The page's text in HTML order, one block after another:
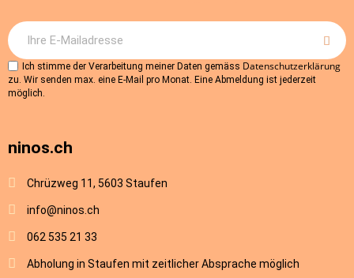
Ich stimme der Verarbeitung meiner Daten gemäss Datenschutzerklärung
zu. Wir senden max. eine E-Mail pro Monat. Eine Abmeldung ist jederzeit
möglich.
ninos.ch
Chrüzweg 11, 5603 Staufen
info@ninos.ch
062 535 21 33
Abholung in Staufen mit zeitlicher Absprache möglich